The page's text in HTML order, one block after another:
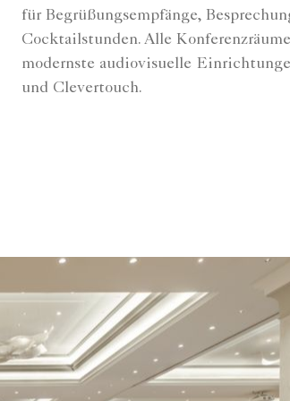
für Begrüßungsempfänge,
Cocktailstunden. Alle
modernste audiovisuelle
und Clevertouch.